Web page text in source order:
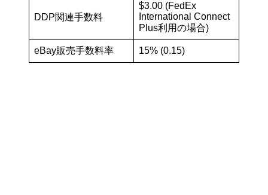
DDP関連手数料
$3.00 (FedEx
International Connect
Plus利用の場合)
eBay販売手数料率 15% (0.15)